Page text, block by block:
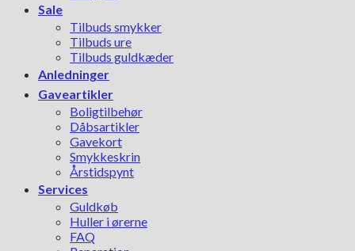
Sale
Tilbuds smykker
Tilbuds ure
Tilbuds guldkæder
Anledninger
Gaveartikler
Boligtilbehør
Dåbsartikler
Gavekort
Smykkeskrin
Årstidspynt
Services
Guldkøb
Huller i ørerne
FAQ